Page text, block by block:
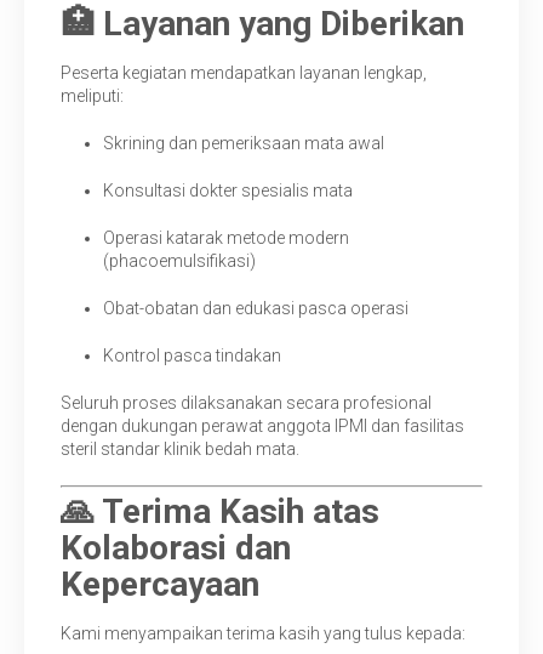
🏥 Layanan yang Diberikan
Peserta kegiatan mendapatkan layanan lengkap,
meliputi:
Skrining dan pemeriksaan mata awal
Konsultasi dokter spesialis mata
Operasi katarak metode modern
(phacoemulsifikasi)
Obat-obatan dan edukasi pasca operasi
Kontrol pasca tindakan
Seluruh proses dilaksanakan secara profesional
dengan dukungan perawat anggota IPMI dan fasilitas
steril standar klinik bedah mata.
🙏 Terima Kasih atas
Kolaborasi dan
Kepercayaan
Kami menyampaikan terima kasih yang tulus kepada: